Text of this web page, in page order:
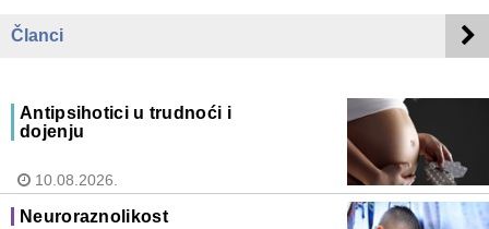
Članci
Antipsihotici u trudnoći i
dojenju
10.08.2026.
Neuroraznolikost